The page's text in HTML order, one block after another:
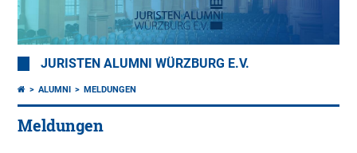
JURISTEN ALUMNI WÜRZBURG E.V.
ALUMNI MELDUNGEN
Meldungen